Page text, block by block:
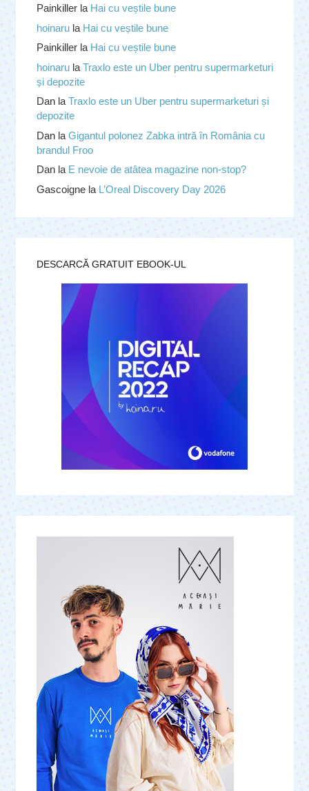
Painkillerla Hai cu veștile bune
hoinarula Hai cu veștile bune
Painkillerla Hai cu veștile bune
hoinarula Traxlo este un Uber pentru supermarketuri
și depozite
Danla Traxlo este un Uber pentru supermarketuri și
depozite
Danla Gigantul polonez Zabka intră în România cu
brandul Froo
Danla E nevoie de atâtea magazine non-stop?
Gascoignela L’Oreal Discovery Day 2026
DESCARCĂ GRATUIT EBOOK-UL